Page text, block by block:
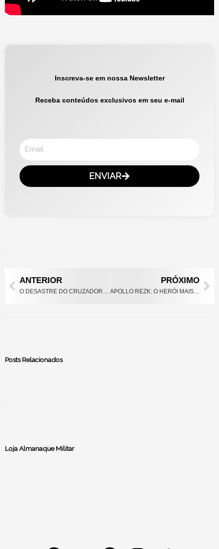
Inscreva-se em nossa Newsletter
Receba conteúdos exclusivos em seu e-mail
Email
ENVIAR
ANTERIOR PRÓXIMO
APOLLO REZK: O HERÓI MAIS CONDECORADO (E ESQUECIDO!) DO BRASIL NA SEGUNDA GUERRA MUNDIAL
Posts Relacionados
Loja Almanaque Militar